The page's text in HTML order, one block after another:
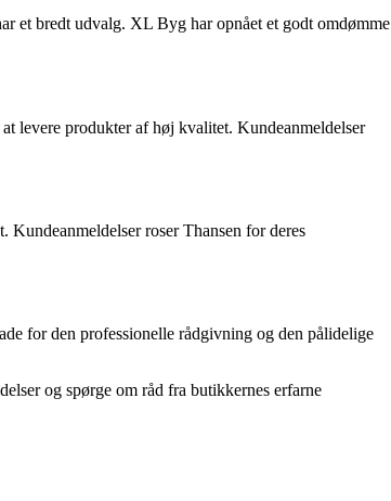
et bredt udvalg. XL Byg har opnået et godt omdømme
levere produkter af høj kvalitet. Kundeanmeldelser
roser Thansen for deres
for den professionelle rådgivning og den pålidelige
og spørge om råd fra butikkernes erfarne